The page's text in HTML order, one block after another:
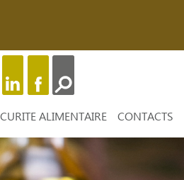
ALIMENTAIRE CONTACTS